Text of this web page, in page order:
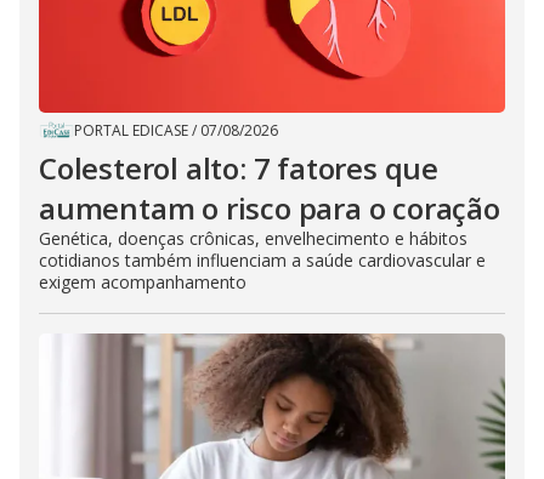
PORTAL EDICASE/ 07/08/2026
Colesterol alto: 7 fatores que
aumentam o risco para o coração
Genética, doenças crônicas, envelhecimento e hábitos
cotidianos também influenciam a saúde cardiovascular e
exigem acompanhamento